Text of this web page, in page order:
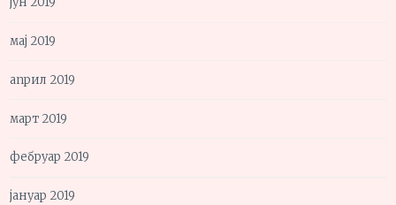
мај 2019
април 2019
март 2019
фебруар 2019
јануар 2019